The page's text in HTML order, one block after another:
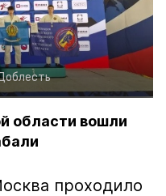
области вошли
проходило